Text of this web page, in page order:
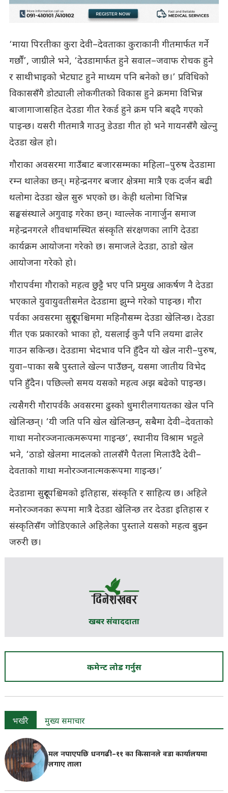
‘माया पिरतीका कुरा देवी–देवताका कुराकानी गीतमार्फत गर्ने
गर्छौं’, जाग्रीले भने, ‘देउडामार्फत हुने सवाल–जवाफ रोचक हुने
र साथीभाइको भेटघाट हुने माध्यम पनि बनेको छ।’ प्रविधिको
विकाससँगै डोट्याली लोकगीतको विकास हुने क्रममा विभिन्न
बाजागाजासहित देउडा गीत रेकर्ड हुने क्रम पनि बढ्दै गएको
पाइन्छ। यसरी गीतमात्रै गाउनु डेउडा गीत हो भने गायनसँगै खेल्नु
देउडा खेल हो।
गौराका अवसरमा गाउँबाट बजारसम्मका महिला–पुरुष देउडामा
रम्न थालेका छन्। महेन्द्रनगर बजार क्षेत्रमा मात्रै एक दर्जन बढी
थलोमा देउडा खेल सुरु भएको छ। केही थलोमा विभिन्न
सङ्घसंस्थाले अगुवाइ गरेका छन्। ग्वाल्लेक नागार्जुन समाज
महेन्द्रनगरले शीवधामस्थित संस्कृति संरक्षणका लागि देउडा
कार्यक्रम आयोजना गरेको छ। समाजले देउडा, ठाडो खेल
आयोजना गरेको हो।
गौरापर्वमा गौराको महत्व छुट्टै भए पनि प्रमुख आकर्षण नै देउडा
भएकाले युवायुवतीसमेत देउडामा झुम्ने गरेको पाइन्छ। गौरा
पर्वका अवसरमा सुदूरपश्चिममा महिनौसम्म देउडा खेलिन्छ। देउडा
गीत एक प्रकारको भाका हो, यसलाई कुनै पनि लयमा ढालेर
गाउन सकिन्छ। देउडामा भेदभाव पनि हुँदैन यो खेल नारी–पुरुष,
युवा–पाका सबै पुस्ताले खेल्न पाउँछन्, यसमा जातीय विभेद
पनि हुँदैन। पछिल्लो समय यसको महत्व अझ बढेको पाइन्छ।
त्यसैगरी गौरापर्वकै अवसरमा ढुस्को धुमारीलगायतका खेल पनि
खेलिन्छन्। ‘यी जति पनि खेल खेलिन्छन्, सबैमा देवी–देवताको
गाथा मनोरञ्जनात्कमरूपमा गाइन्छ’, स्थानीय विश्राम भट्टले
भने, ‘ठाडो खेलमा मादलको तालसँगै पैतला मिलाउँदै देवी–
देवताको गाथा मनोरञ्जनात्मकरूपमा गाइन्छ।’
देउडामा सुदूरपश्चिमको इतिहास, संस्कृति र साहित्य छ। अहिले
मनोरञ्जनका रूपमा मात्रै देउडा खेलिन्छ तर देउडा इतिहास र
संस्कृतिसँग जोडिएकाले अहिलेका पुस्ताले यसको महत्व बुझ्न
जरुरी छ।
खबर संवाददाता
कमेन्ट लोड गर्नुस
भर्खरै मुख्य समाचार
मल नपाएपछि धनगढी–११ का किसानले वडा कार्यालयमा
लगाए ताला